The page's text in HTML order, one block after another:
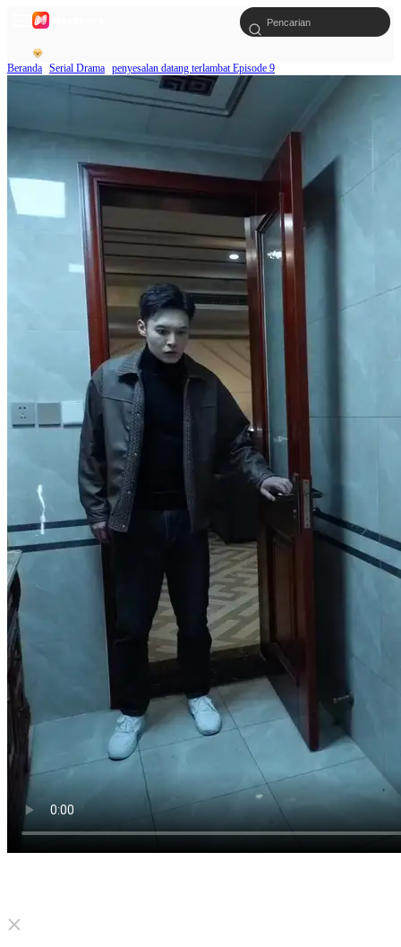
Beranda Serial Drama penyesalan datang terlambat Episode 9
Click to unmute